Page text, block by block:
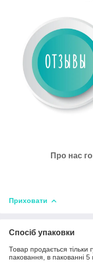
Про нас
Приховати
Спосіб упаковки
Товар продається тільки
паковання, в пакованні 5